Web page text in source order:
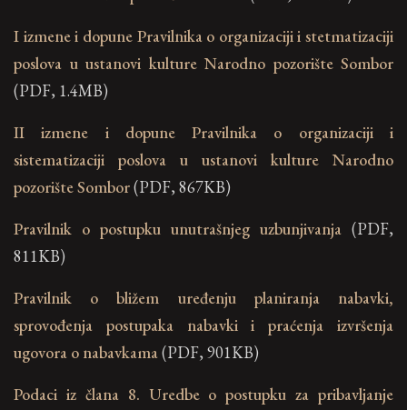
I izmene i dopune Pravilnika o organizaciji i stetmatizaciji
poslova u ustanovi kulture Narodno pozorište Sombor
(PDF, 1.4MB)
II izmene i dopune Pravilnika o organizaciji i
sistematizaciji poslova u ustanovi kulture Narodno
pozorište Sombor(PDF, 867KB)
Pravilnik o postupku unutrašnjeg uzbunjivanja (PDF,
811KB)
Pravilnik o bližem uređenju planiranja nabavki,
sprovođenja postupaka nabavki i praćenja izvršenja
ugovora o nabavkama(PDF, 901KB)
Podaci iz člana 8. Uredbe o postupku za pribavljanje